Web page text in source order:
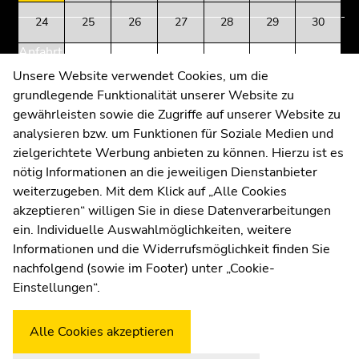
August
2026
24 25 26 27 28 29 30
Anfahrt und Kontakt
Kommunikation und Öffentlichkeitsarbeit
Moodle
UNIGRAZonline
Impressum
Datenschutzerklärung
Cookie-Einstellungen
Barrierefreiheitserklärung
WetterstationUni Graz
Unsere Website verwendet Cookies, um die
grundlegende Funktionalität unserer Website zu
gewährleisten sowie die Zugriffe auf unserer Website zu
analysieren bzw. um Funktionen für Soziale Medien und
zielgerichtete Werbung anbieten zu können. Hierzu ist es
nötig Informationen an die jeweiligen Dienstanbieter
weiterzugeben. Mit dem Klick auf „Alle Cookies
akzeptieren“ willigen Sie in diese Datenverarbeitungen
ein. Individuelle Auswahlmöglichkeiten, weitere
Informationen und die Widerrufsmöglichkeit finden Sie
nachfolgend (sowie im Footer) unter „Cookie-
Einstellungen“.
Alle Cookies akzeptieren